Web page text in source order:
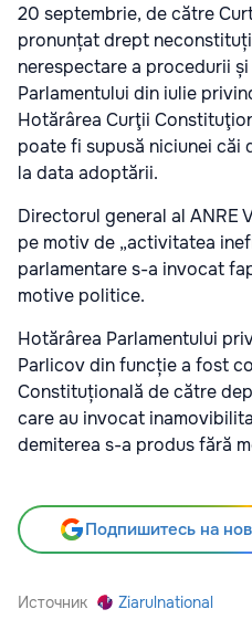
20 septembrie, de către
pronunțat drept
nerespectare a procedurii
Parlamentului din iulie
Hotărârea Curţii
poate fi supusă niciunei căi
la data adoptării.
Directorul general al ANRE
pe motiv de „activitatea
parlamentare s-a invocat
motive politice.
Hotărârea Parlamentului
Parlicov din funcție a fost
Constituțională de către
care au invocat
demiterea s-a produs fără
Подпишитесь на
Источник Ziarulnational